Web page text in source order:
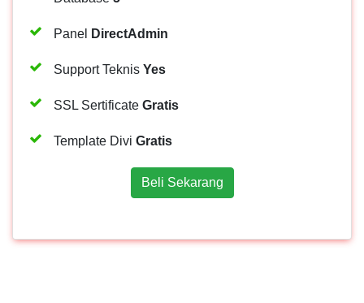
Panel DirectAdmin
Support Teknis Yes
SSL Sertificate Gratis
Template Divi Gratis
Beli Sekarang